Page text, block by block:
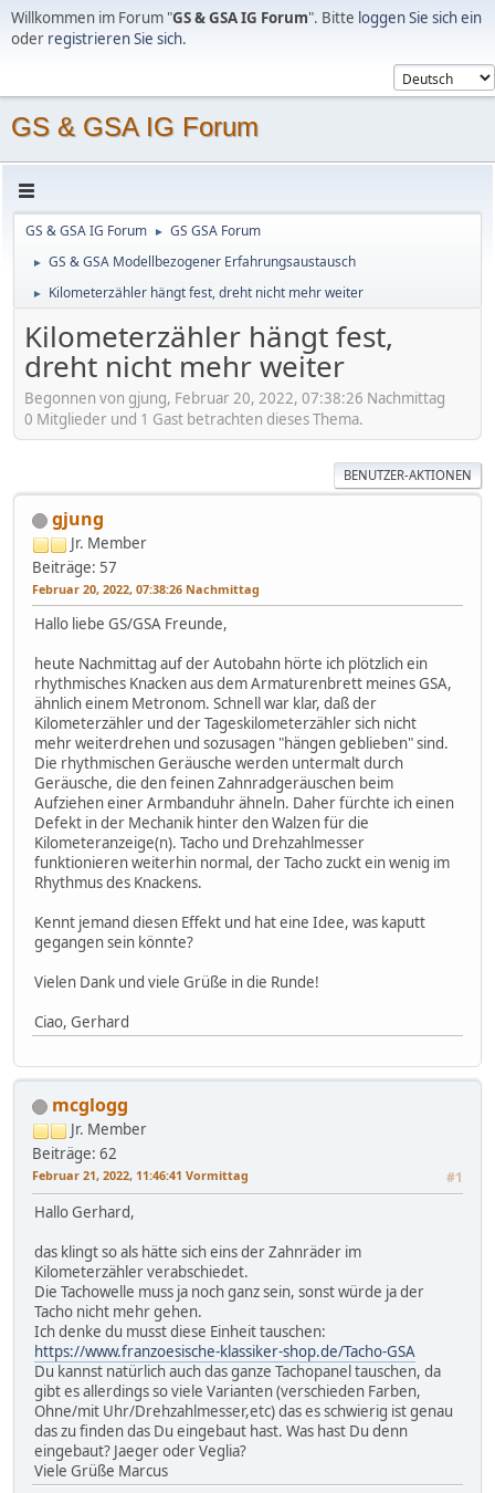
Willkommen im Forum "GS & GSA IG Forum". Bitte loggen Sie sich ein
oder registrieren Sie sich.
GS & GSA IG Forum
GS & GSA IG Forum ► GS GSA Forum
► GS & GSA Modellbezogener Erfahrungsaustausch
► Kilometerzähler hängt fest, dreht nicht mehr weiter
Kilometerzähler hängt fest,
dreht nicht mehr weiter
Begonnen von gjung, Februar 20, 2022, 07:38:26 Nachmittag
0 Mitglieder und 1 Gast betrachten dieses Thema.
BENUTZER-AKTIONEN
gjung
Jr. Member
Beiträge: 57
Februar 20, 2022, 07:38:26 Nachmittag
Hallo liebe GS/GSA Freunde,
heute Nachmittag auf der Autobahn hörte ich plötzlich ein
rhythmisches Knacken aus dem Armaturenbrett meines GSA,
ähnlich einem Metronom. Schnell war klar, daß der
Kilometerzähler und der Tageskilometerzähler sich nicht
mehr weiterdrehen und sozusagen "hängen geblieben" sind.
Die rhythmischen Geräusche werden untermalt durch
Geräusche, die den feinen Zahnradgeräuschen beim
Aufziehen einer Armbanduhr ähneln. Daher fürchte ich einen
Defekt in der Mechanik hinter den Walzen für die
Kilometeranzeige(n). Tacho und Drehzahlmesser
funktionieren weiterhin normal, der Tacho zuckt ein wenig im
Rhythmus des Knackens.
Kennt jemand diesen Effekt und hat eine Idee, was kaputt
gegangen sein könnte?
Vielen Dank und viele Grüße in die Runde!
Ciao, Gerhard
mcglogg
Jr. Member
Beiträge: 62
Februar 21, 2022, 11:46:41 Vormittag #1
Hallo Gerhard,
das klingt so als hätte sich eins der Zahnräder im
Kilometerzähler verabschiedet.
Die Tachowelle muss ja noch ganz sein, sonst würde ja der
Tacho nicht mehr gehen.
Ich denke du musst diese Einheit tauschen:
https://www.franzoesische-klassiker-shop.de/Tacho-GSA
Du kannst natürlich auch das ganze Tachopanel tauschen, da
gibt es allerdings so viele Varianten (verschieden Farben,
Ohne/mit Uhr/Drehzahlmesser,etc) das es schwierig ist genau
das zu finden das Du eingebaut hast. Was hast Du denn
eingebaut? Jaeger oder Veglia?
Viele Grüße Marcus